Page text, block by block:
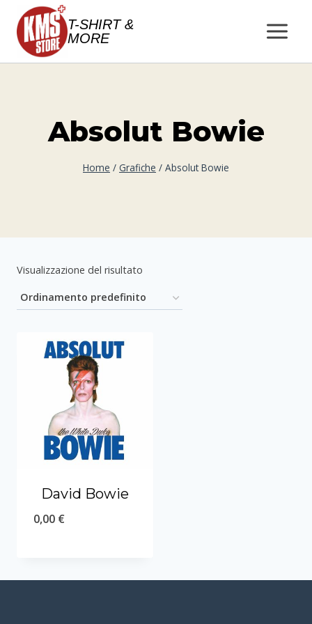
Salta
contenuto
T-SHIRT &
MORE
Absolut Bowie
Home / Grafiche / Absolut Bowie
Visualizzazione del risultato
David Bowie
0,00 €